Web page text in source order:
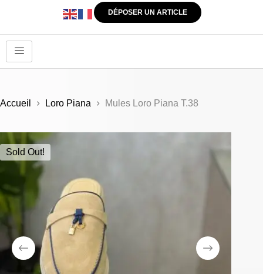
DÉPOSER UN ARTICLE
Accueil Loro Piana Mules Loro Piana T.38
Sold Out!